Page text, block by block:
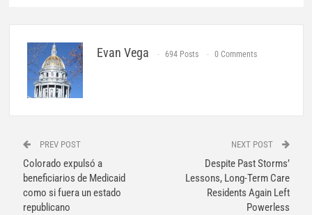
Evan Vega 694 Posts 0 Comments
PREV POST
Colorado expulsó a
beneficiarios de Medicaid
como si fuera un estado
republicano
NEXT POST
Despite Past Storms’
Lessons, Long-Term Care
Residents Again Left
Powerless